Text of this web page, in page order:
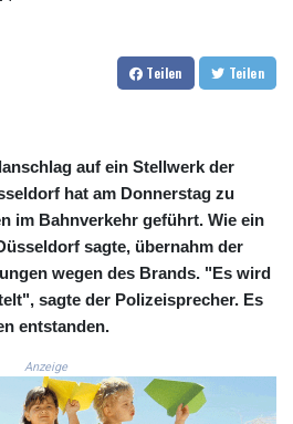
CUC 1.156136
CUP 30.637594
DJF 205.267449
DKK 7.477932
DOP 67.289164
DZD 152.967099
EGP 57.380687
ERN 17.342035
ETB 186.049588
FJD 2.553384
FKP 0.857252
GBP 0.858527
GEL 3.017966
Teilen Teilen
auf ein Stellwerk der
hat am Donnerstag zu
im Bahnverkehr geführt. Wie ein
sagte, übernahm der
wegen des Brands. "Es wird
sagte der Polizeisprecher. Es
entstanden.
Anzeige